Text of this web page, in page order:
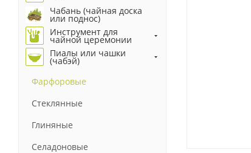
Чабань (чайная доска
или поднос)
Инструмент для
чайной церемонии
Пиалы или чашки
(чабэй)
Фарфоровые
Стеклянные
Глиняные
Селадоновые